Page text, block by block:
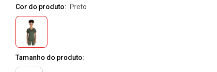
Cor do produto: preto
Tamanho do produto: